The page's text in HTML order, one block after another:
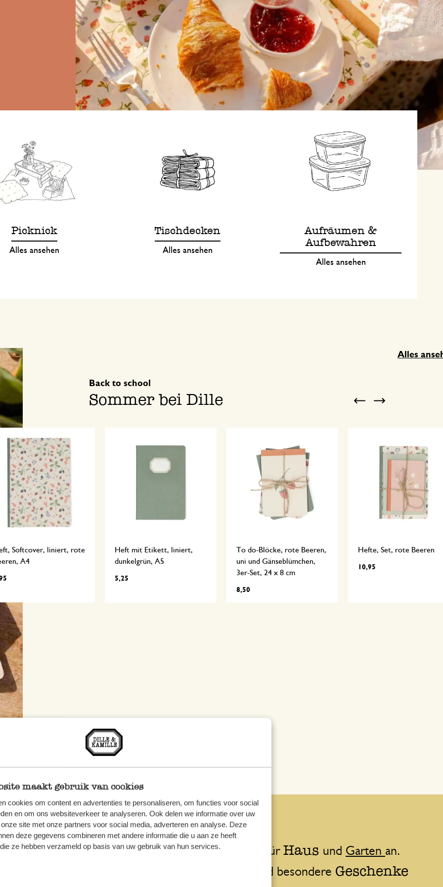
maakt gebruik van cookies
cookies om content en advertenties te personaliseren, om functies voor social
en om ons websiteverkeer te analyseren. Ook delen we informatie over uw
site met onze partners voor social media, adverteren en analyse. Deze
deze gegevens combineren met andere informatie die u aan ze heeft
ze hebben verzameld op basis van uw gebruik van hun services.
Picknick
Alles ansehen
Tischdecken
Alles ansehen
Aufräumen &
Aufbewahren
Alles ansehen
Alles
Back to school
Sommer bei Dille Previous
Softcover, liniert, rote
A4
Heft mit Etikett, liniert,
dunkelgrün, A5
5,25
To do-Blöcke, rote Beeren,
uni und Gänseblümchen,
3er-Set, 24 x 8 cm
8,50
Hefte, Set, rote Beeren
10,95
Willkommen beiDille & Kamille
Artikeln ausnatürlichenMaterialien für Haus und Garten an.
inspirieren, finden Sie passende und besondere Geschenke